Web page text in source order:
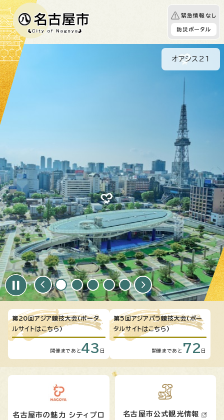
緊急情報なし
防災ポータル
久屋大通公園
第20回アジア競技大会(ポータ
ルサイトはこちら)
開催まであと 43 日
第5回アジアパラ競技大会(ポー
タルサイトはこちら)
開催まであと 72 日
名古屋市の魅力 シティプロ
名古屋市公式観光情報